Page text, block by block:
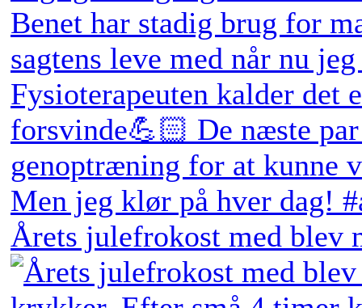
Årets julefrokost med blev